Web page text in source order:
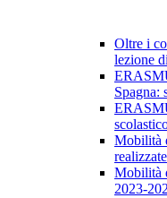
Oltre i
lezione
Spagna:
Mobilità
Mobilità
2023-